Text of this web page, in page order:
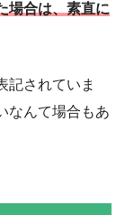
場合は、素直に
記されていま
なんて場合もあ